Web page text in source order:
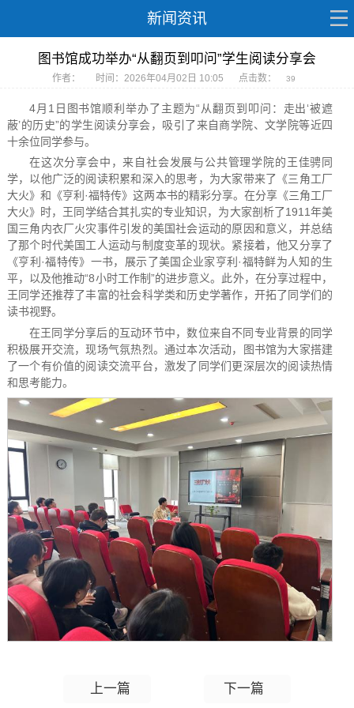
新闻资讯
图书馆成功举办“从翻页到叩问”学生阅读分享会
作者： 时间：2026年04月02日 10:05 点击数： 39
4月1日图书馆顺利举办了主题为“从翻页到叩问：走出‘被遮
蔽’的历史”的学生阅读分享会，吸引了来自商学院、文学院等近四
十余位同学参与。
在这次分享会中，来自社会发展与公共管理学院的王佳骋同
学，以他广泛的阅读积累和深入的思考，为大家带来了《三角工厂
大火》和《亨利·福特传》这两本书的精彩分享。在分享《三角工厂
大火》时，王同学结合其扎实的专业知识，为大家剖析了1911年美
国三角内衣厂火灾事件引发的美国社会运动的原因和意义，并总结
了那个时代美国工人运动与制度变革的现状。紧接着，他又分享了
《亨利·福特传》一书，展示了美国企业家亨利·福特鲜为人知的生
平，以及他推动“8小时工作制”的进步意义。此外，在分享过程中，
王同学还推荐了丰富的社会科学类和历史学著作，开拓了同学们的
读书视野。
在王同学分享后的互动环节中，数位来自不同专业背景的同学
积极展开交流，现场气氛热烈。通过本次活动，图书馆为大家搭建
了一个有价值的阅读交流平台，激发了同学们更深层次的阅读热情
和思考能力。
上一篇 下一篇